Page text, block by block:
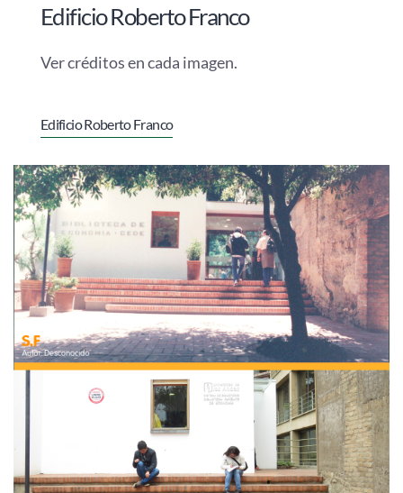
Edificio Roberto Franco
Ver créditos en cada imagen.
Edificio Roberto Franco